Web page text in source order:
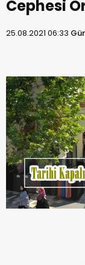
Cephesi
25.08.2021 06:33